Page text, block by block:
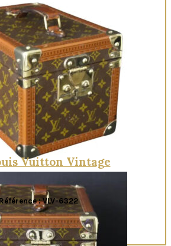
Quick View
Vuitton Vintage
Référence : VLV-6322